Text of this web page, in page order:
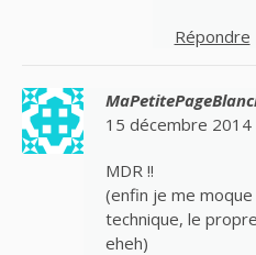
Répondre
15 décembre 2014
MDR !!
(enfin je me moque
technique, le
eheh)